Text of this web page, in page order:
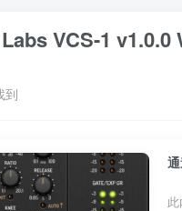
VCS-1 v1.0.0
到